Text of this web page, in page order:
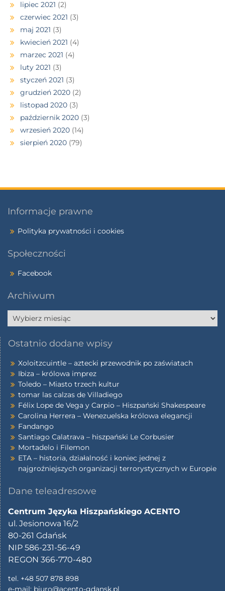
lipiec 2021 (2)
czerwiec 2021 (3)
maj 2021 (3)
kwiecień 2021 (4)
marzec 2021 (4)
luty 2021 (3)
styczeń 2021 (3)
grudzień 2020 (2)
listopad 2020 (3)
październik 2020 (3)
wrzesień 2020 (14)
sierpień 2020 (79)
Informacje prawne
Polityka prywatności i cookies
Społeczności
Facebook
Archiwum
Ostatnio dodane wpisy
Xoloitzcuintle – aztecki przewodnik po zaświatach
Ibiza – królowa imprez
Toledo – Miasto trzech kultur
tomar las calzas de Villadiego
Félix Lope de Vega y Carpio – Hiszpański Shakespeare
Carolina Herrera – Wenezuelska królowa elegancji
Fandango
Santiago Calatrava – hiszpański Le Corbusier
Mortadelo i Filemon
ETA – historia, działalność i koniec jednej z
najgroźniejszych organizacji terrorystycznych w Europie
Dane teleadresowe
Centrum Języka Hiszpańskiego ACENTO
ul. Jesionowa 16/2
80-261 Gdańsk
NIP 586-231-56-49
REGON 366-770-480
tel. +48 507 878 898
e-mail: biuro@acento-gdansk.pl